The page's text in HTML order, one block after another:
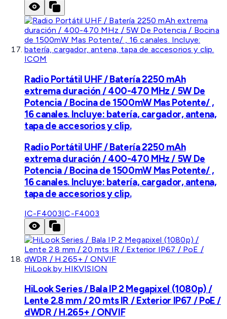
ICOM
Radio Portátil UHF / Batería 2250 mAh
extrema duración / 400-470 MHz / 5W De
Potencia / Bocina de 1500mW Mas Potente/ ,
16 canales. Incluye: batería, cargador, antena,
tapa de accesorios y clip.
Radio Portátil UHF / Batería 2250 mAh
extrema duración / 400-470 MHz / 5W De
Potencia / Bocina de 1500mW Mas Potente/ ,
16 canales. Incluye: batería, cargador, antena,
tapa de accesorios y clip.
IC-F4003IC-F4003
HiLook by HIKVISION
HiLook Series / Bala IP 2 Megapixel (1080p) /
Lente 2.8 mm / 20 mts IR / Exterior IP67 / PoE /
dWDR / H.265+ / ONVIF